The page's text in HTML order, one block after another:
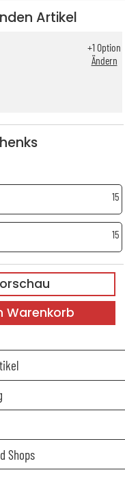
Artikel
+1Option
Ändern
15
15
Warenkorb
Shops